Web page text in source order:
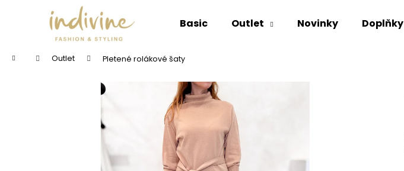
Basic Outlet Novinky Doplňky
Domů Outlet Pletené rolákové šaty
Zpět
obchodu
Zpět
obchodu
Doporučujeme